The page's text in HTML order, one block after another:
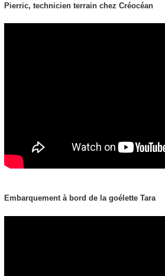
Pierric, technicien terrain chez Créocéan
Embarquement à bord de la goélette Tara